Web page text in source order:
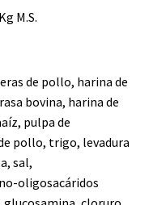
M.S.
de pollo, harina de
bovina, harina de
pulpa de
pollo, trigo, levadura
sal,
oligosacáridos